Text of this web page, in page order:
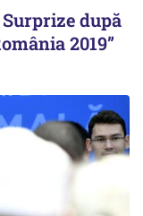
după
2019”